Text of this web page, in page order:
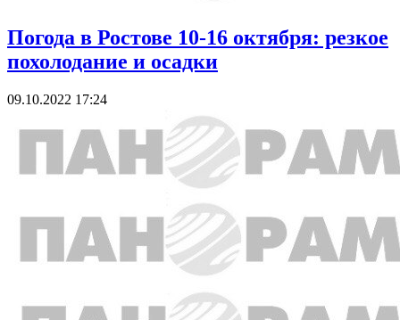
Погода в Ростове 10-16 октября: резкое
похолодание и осадки
09.10.2022 17:24